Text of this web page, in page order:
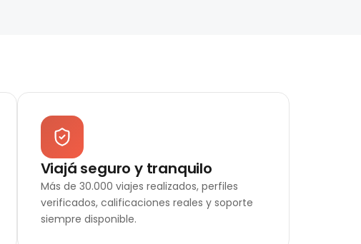
Viajá seguro y tranquilo
Más de 30.000 viajes realizados, perfiles
verificados, calificaciones reales y soporte
siempre disponible.